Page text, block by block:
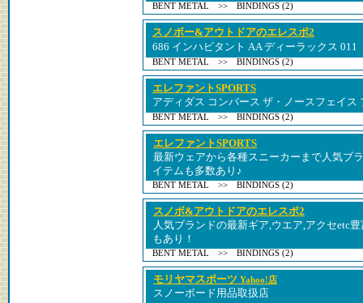
BENT METAL >> BINDINGS (2)
スノボー&アウトドアのエレスポ2
686 インハビタント AA ディーラックス 011
BENT METAL >> BINDINGS (2)
エレファントSPORTS
アディダス コンバース ザ・ノースフェイス
BENT METAL >> BINDINGS (2)
エレファントSPORTS
最新ウェアから各種スニーカーまで人気ブ
イテムも多数あり♪
BENT METAL >> BINDINGS (2)
スノボ&アウトドアのエレスポ2
人気ブランドの最新ギア,ウエア,アクセetc
もあり！
BENT METAL >> BINDINGS (2)
モリヤマスポーツ Yahoo!店
スノーボード用品取扱店